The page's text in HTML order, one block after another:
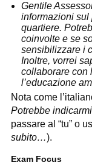
Gentile
informazioni sul
quartiere.
coinvolte e se
sensibilizzare i
Inoltre, vorrei
collaborare con
l’educazione
Nota come
Potrebbe
passare al “tu” o
subito…).
Exam Focus